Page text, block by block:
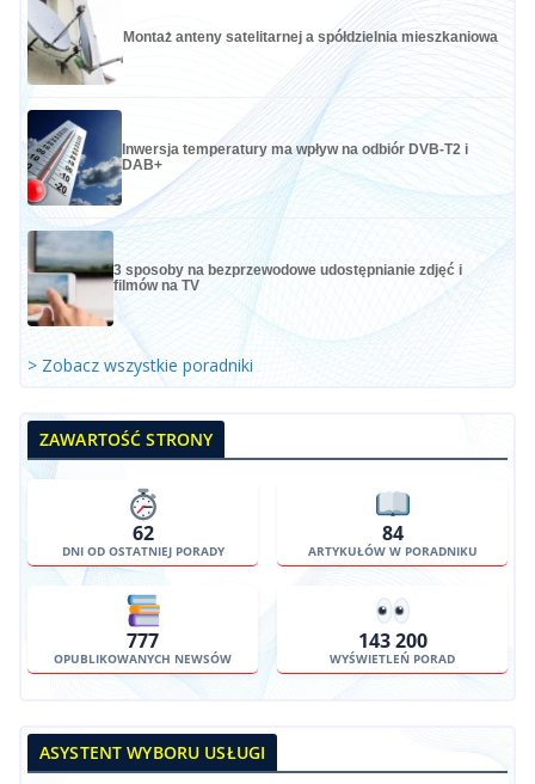
Montaż anteny satelitarnej a spółdzielnia mieszkaniowa
Inwersja temperatury ma wpływ na odbiór DVB-T2 i
DAB+
3 sposoby na bezprzewodowe udostępnianie zdjęć i
filmów na TV
> Zobacz wszystkie poradniki
ZAWARTOŚĆ STRONY
62
DNI OD OSTATNIEJ PORADY
84
ARTYKUŁÓW W PORADNIKU
777
OPUBLIKOWANYCH NEWSÓW
143 200
WYŚWIETLEŃ PORAD
ASYSTENT WYBORU USŁUGI